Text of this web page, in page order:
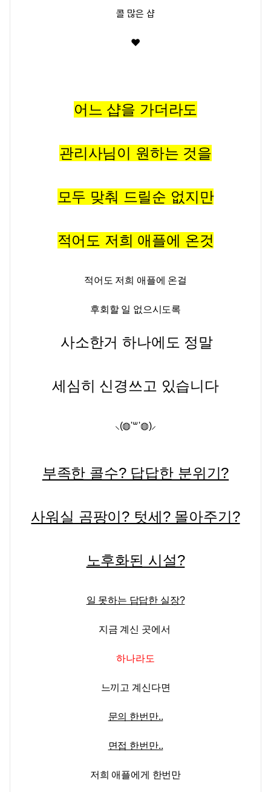
콜 많은 샵
❤️
어느 샵을 가더라도
관리사님이 원하는 것을
모두 맞춰 드릴순 없지만
적어도 저희 애플에 온것
적어도 저희 애플에 온걸
후회할 일 없으시도록
사소한거 하나에도 정말
세심히 신경쓰고 있습니다
⸜(◍'꒳'◍)⸝
부족한 콜수? 답답한 분위기?
사워실 곰팡이? 텃세? 몰아주기?
노후화된 시설?
일 못하는 답답한 실장?
지금 계신 곳에서
하나라도
느끼고 계신다면
문의 한번만..
면접 한번만..
저희 애플에게 한번만